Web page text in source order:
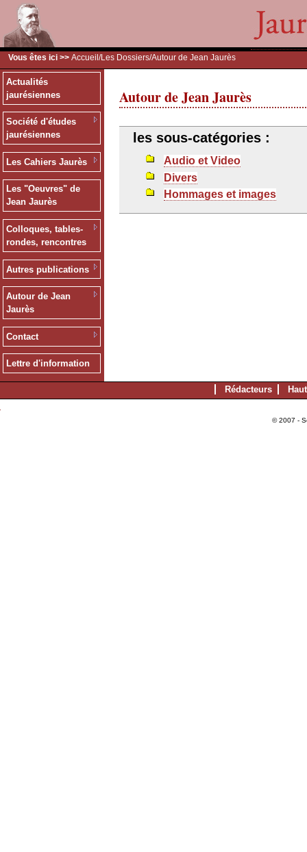
Vous êtes ici >> Accueil /Les Dossiers/Autour de Jean Jaurès
Actualités
jaurésiennes
Société d'études
jaurésiennes
Les Cahiers Jaurès
Les "Oeuvres" de
Jean Jaurès
Colloques, tables-
rondes, rencontres
Autres publications
Autour de Jean
Jaurès
Contact
Lettre d'information
Autour de Jean Jaurès
les sous-catégories :
Audio et Video
Divers
Hommages et images
Rédacteurs
© 2007 -